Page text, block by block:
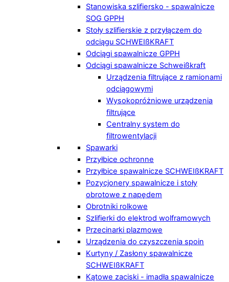
Stanowiska szlifiersko - spawalnicze
SOG GPPH
Stoły szlifierskie z przyłączem do
odciągu SCHWEIßKRAFT
Odciągi spawalnicze GPPH
Odciągi spawalnicze Schweißkraft
Urządzenia filtrujące z ramionami
odciągowymi
Wysokopróżniowe urządzenia
filtrujące
Centralny system do
filtrowentylacji
Spawarki
Przyłbice ochronne
Przyłbice spawalnicze SCHWEIßKRAFT
Pozycjonery spawalnicze i stoły
obrotowe z napędem
Obrotniki rolkowe
Szlifierki do elektrod wolframowych
Przecinarki plazmowe
Urządzenia do czyszczenia spoin
Kurtyny / Zasłony spawalnicze
SCHWEIßKRAFT
Kątowe zaciski - imadła spawalnicze